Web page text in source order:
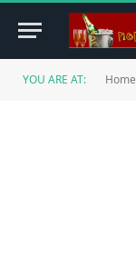
YOU ARE AT: Home